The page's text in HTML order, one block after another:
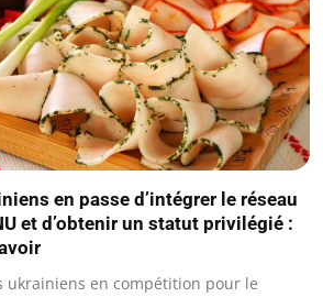
en passe d’intégrer le réseau
et d’obtenir un statut privilégié :
ukrainiens en compétition pour le